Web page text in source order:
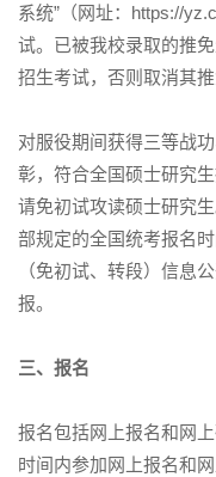
系统”（网址：https://
试。已被我校录取的推
招生考试，否则取消其推
对服役期间获得三等战
彰，符合全国硕士研究
请免初试攻读硕士研究
部规定的全国统考报名
（免初试、转段）信息
报。
三、报名
报名包括网上报名和网
时间内参加网上报名和